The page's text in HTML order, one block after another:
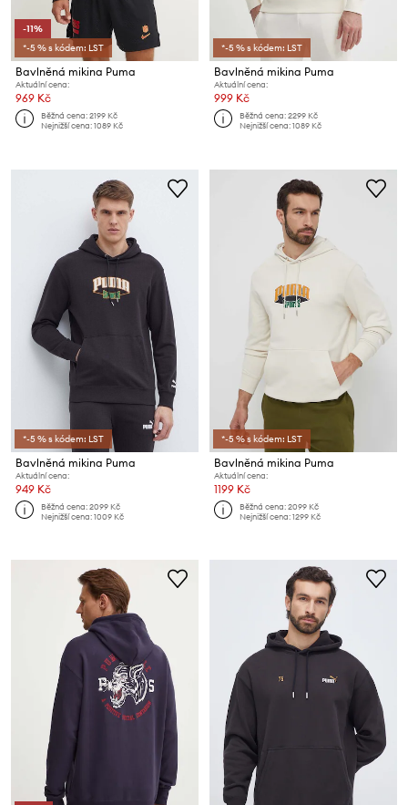
-11%
*-5 % s kódem: LST
Bavlněná mikina Puma
Aktuální cena:
969 Kč
Běžná cena:2199 Kč
Nejnižší cena:1089 Kč
*-5 % s kódem: LST
Bavlněná mikina Puma
Aktuální cena:
999 Kč
Běžná cena:2299 Kč
Nejnižší cena:1089 Kč
*-5 % s kódem: LST
Bavlněná mikina Puma
Aktuální cena:
949 Kč
Běžná cena:2099 Kč
Nejnižší cena:1009 Kč
*-5 % s kódem: LST
Bavlněná mikina Puma
Aktuální cena:
1199 Kč
Běžná cena:2099 Kč
Nejnižší cena:1299 Kč